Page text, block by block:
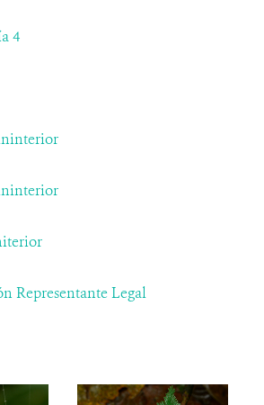
4
Representante Legal